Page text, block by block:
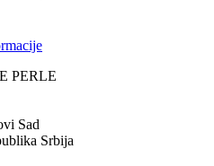
PERLE
Sad
Srbija